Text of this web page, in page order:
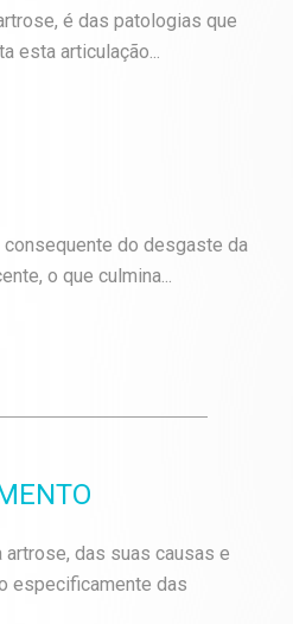
é das patologias que
esta articulação...
do desgaste da
o que culmina...
das suas causas e
especificamente das